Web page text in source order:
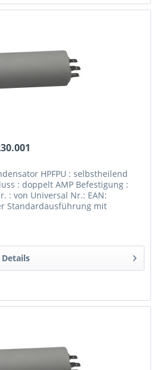
HPFPU : selbstheilend
: doppelt AMP Befestigung :
: von Universal Nr.: EAN:
Standardausführung mit
Details